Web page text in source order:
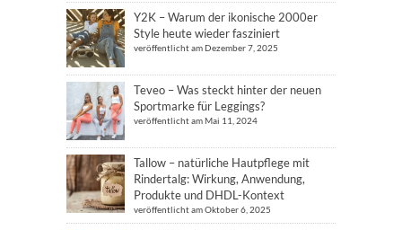
Y2K – Warum der ikonische 2000er
Style heute wieder fasziniert
veröffentlicht am Dezember 7, 2025
Teveo – Was steckt hinter der neuen
Sportmarke für Leggings?
veröffentlicht am Mai 11, 2024
Tallow – natürliche Hautpflege mit
Rindertalg: Wirkung, Anwendung,
Produkte und DHDL-Kontext
veröffentlicht am Oktober 6, 2025